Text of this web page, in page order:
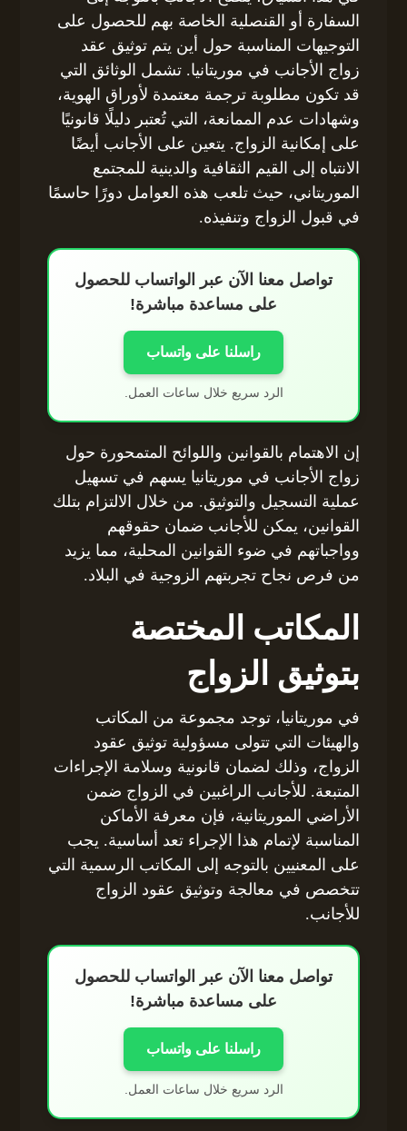
السفارة أو القنصلية الخاصة بهم للحصول على
التوجيهات المناسبة حول أين يتم توثيق عقد
زواج الأجانب في موريتانيا. تشمل الوثائق التي
قد تكون مطلوبة ترجمة معتمدة لأوراق الهوية،
وشهادات عدم الممانعة، التي تُعتبر دليلًا قانونيًا
على إمكانية الزواج. يتعين على الأجانب أيضًا
الانتباه إلى القيم الثقافية والدينية للمجتمع
الموريتاني، حيث تلعب هذه العوامل دورًا حاسمًا
في قبول الزواج وتنفيذه.
تواصل معنا الآن عبر الواتساب للحصول
على مساعدة مباشرة!
راسلنا على واتساب
الرد سريع خلال ساعات العمل.
إن الاهتمام بالقوانين واللوائح المتمحورة حول
زواج الأجانب في موريتانيا يسهم في تسهيل
عملية التسجيل والتوثيق. من خلال الالتزام بتلك
القوانين، يمكن للأجانب ضمان حقوقهم
وواجباتهم في ضوء القوانين المحلية، مما يزيد
من فرص نجاح تجربتهم الزوجية في البلاد.
المكاتب المختصة
بتوثيق الزواج
في موريتانيا، توجد مجموعة من المكاتب
والهيئات التي تتولى مسؤولية توثيق عقود
الزواج، وذلك لضمان قانونية وسلامة الإجراءات
المتبعة. للأجانب الراغبين في الزواج ضمن
الأراضي الموريتانية، فإن معرفة الأماكن
المناسبة لإتمام هذا الإجراء تعد أساسية. يجب
على المعنيين بالتوجه إلى المكاتب الرسمية التي
تتخصص في معالجة وتوثيق عقود الزواج
للأجانب.
تواصل معنا الآن عبر الواتساب للحصول
على مساعدة مباشرة!
راسلنا على واتساب
الرد سريع خلال ساعات العمل.